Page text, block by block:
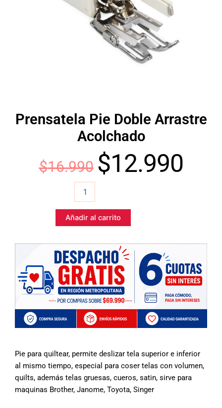
Prensatela Pie Doble Arrastre
Acolchado
$16.990 El
original
era:
$16.990.
$12.990El
es:
Arrastre
Acolchado
Añadir al carrito
Pie para quiltear, permite deslizar tela superior e inferior
al mismo tiempo, especial para coser telas con volumen,
quilts, además telas gruesas, cueros, satin, sirve para
maquinas Brother, Janome, Toyota, Singer